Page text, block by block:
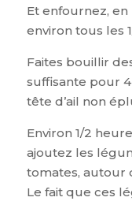
Et enfournez,
environ tous les
Faites bouillir
suffisante pour
tête d’ail non
Environ 1/2
ajoutez les
tomates, autour
Le fait que ces